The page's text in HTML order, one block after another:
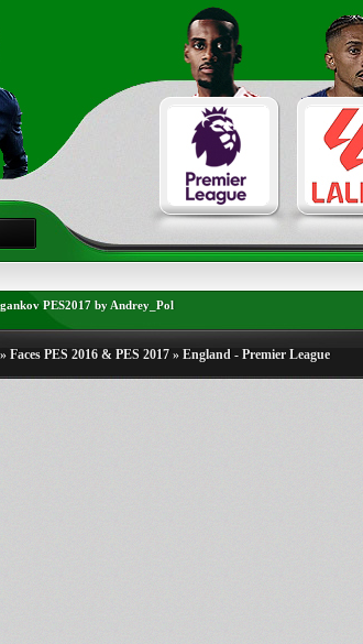
PES2017 by Andrey_Pol
Faces PES 2016 & PES 2017» England - Premier League